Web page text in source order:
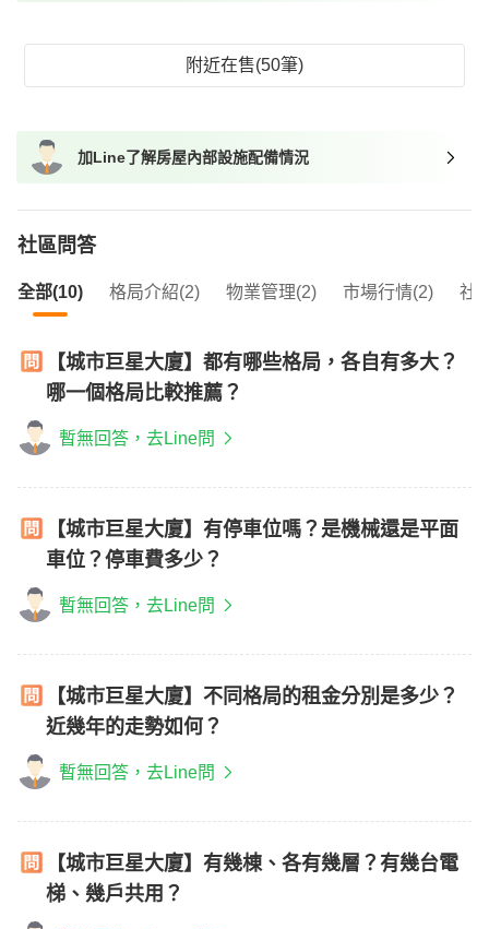
我想找配備瓦斯爐的物件
我想找具垃圾處理的物件
我想找近捷運的物件
附近在售(50筆)
加Line了解房屋內部設施配備情況
社區問答
全部(10) 格局介紹(2) 物業管理(2) 市場行情(2) 社
【城市巨星大廈】都有哪些格局，各自有多大？
哪一個格局比較推薦？
暫無回答，去Line問
【城市巨星大廈】有停車位嗎？是機械還是平面
車位？停車費多少？
暫無回答，去Line問
【城市巨星大廈】不同格局的租金分別是多少？
近幾年的走勢如何？
暫無回答，去Line問
【城市巨星大廈】有幾棟、各有幾層？有幾台電
梯、幾戶共用？